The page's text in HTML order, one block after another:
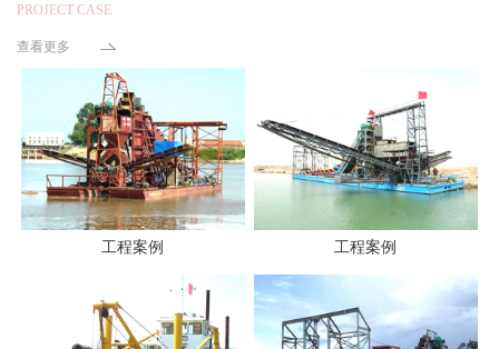
PROJECT CASE
查看更多
工程案例 工程案例